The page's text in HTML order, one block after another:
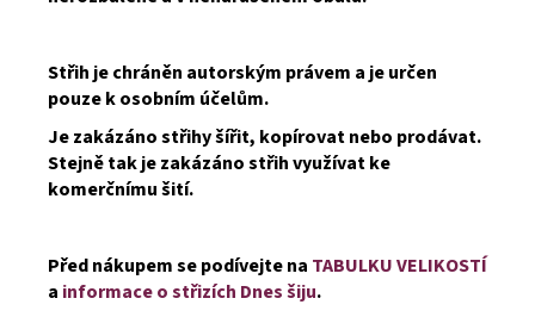
Střih je chráněn autorským právem a je určen
pouze k osobním účelům.
Je zakázáno střihy šířit, kopírovat nebo prodávat.
Stejně tak je zakázáno střih využívat ke
komerčnímu šití.
Před nákupem se podívejte na TABULKU VELIKOSTÍ
a informace o střizích Dnes šiju.